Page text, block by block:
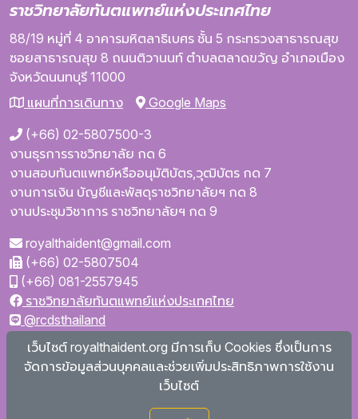
ราชวิทยาลัยทันตแพทย์แห่งประเทศไทย
88/19 หมู่ที่ 4 อาคารมหิตลาธิเบศร ชั้น 5 กระทรวงสาธารณสุข
ซอยสาธารณสุข 8 ถนนติวานนท์ ตำบลตลาดขวัญ อำเภอเมือง
จังหวัดนนทบุรี 11000
แผนที่การเดินทาง
Google Maps
(+66) 02-5807500-3
งานธุรการราชวิทยาลัย กด 6
งานสอบทันตแพทย์หรืออนุมัติบัตร,วุฒิบัตร กด 7
งานการเงิน บัญชีและพัสดุราชวิทยาลัยฯ กด 8
งานประชุมวิชาการ ราชวิทยาลัยฯ กด 9
royalthaident@gmail.com
(+66) 02-5807504
(+66) 081-2557945
ราชวิทยาลัยทันตแพทย์แห่งประเทศไทย
@rcdsthailand
royalthaident
@royalthaident
Royal College of Dental Surgeons of Thailand
เว็บไซต์ royalthaident.org มีการเก็บ Cookies ซึ่งเป็นการ
จัดการข้อมูลส่วนบุคคลและช่วยเพิ่มประสิทธิภาพการใช้งาน
เว็บไซต์